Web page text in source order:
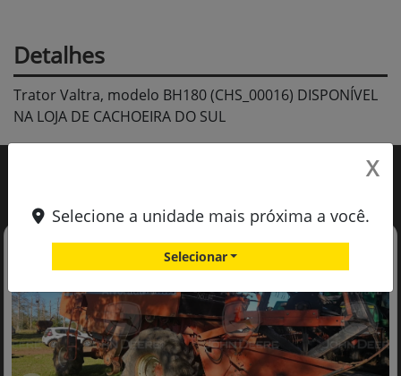
Detalhes
Trator Valtra, modelo BH180 (CHS_00016) DISPONÍVEL
NA LOJA DE CACHOEIRA DO SUL
X
Selecione a unidade mais próxima a você.
Selecionar